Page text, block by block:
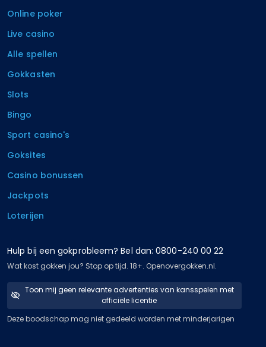
Online poker
Live casino
Alle spellen
Gokkasten
Slots
Bingo
Sport casino's
Goksites
Casino bonussen
Jackpots
Loterijen
Hulp bij een gokprobleem? Bel dan: 0800-240 00 22
Wat kost gokken jou? Stop op tijd. 18+. Openovergokken.nl.
Toon mij geen relevante advertenties van kansspelen met
officiële licentie
Deze boodschap mag niet gedeeld worden met minderjarigen